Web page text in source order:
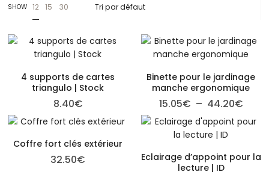
SHOW 12 15 30
4 supports de cartes
triangulo | Stock
8.40€
Binette pour le jardinage
manche ergonomique
15.05€ – 44.20€
Coffre fort clés extérieur
32.50€
Eclairage d’appoint pour la
lecture | ID